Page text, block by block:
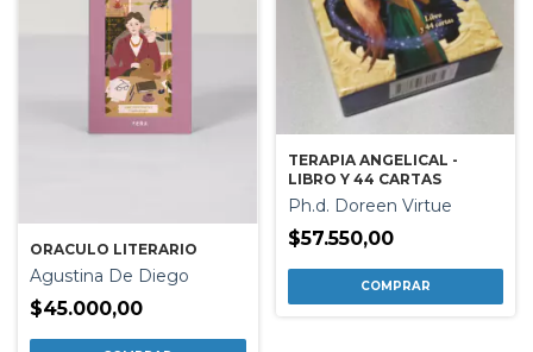
ORACULO LITERARIO
Agustina De Diego
$45.000,00
TERAPIA ANGELICAL -
LIBRO Y 44 CARTAS
Ph.d. Doreen Virtue
$57.550,00